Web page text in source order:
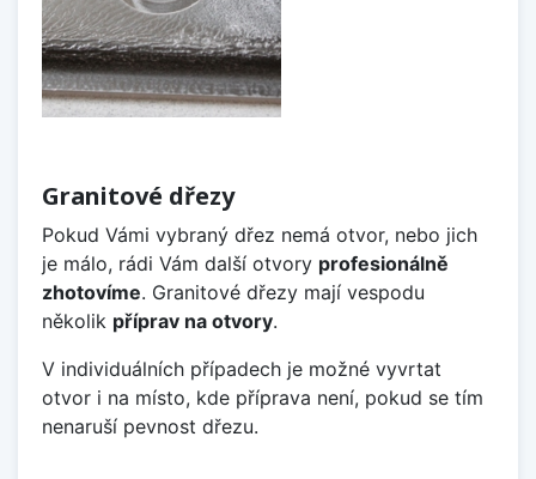
Granitové dřezy
Pokud Vámi vybraný dřez nemá otvor, nebo jich
je málo, rádi Vám další otvory profesionálně
zhotovíme. Granitové dřezy mají vespodu
několik příprav na otvory.
V individuálních případech je možné vyvrtat
otvor i na místo, kde příprava není, pokud se tím
nenaruší pevnost dřezu.